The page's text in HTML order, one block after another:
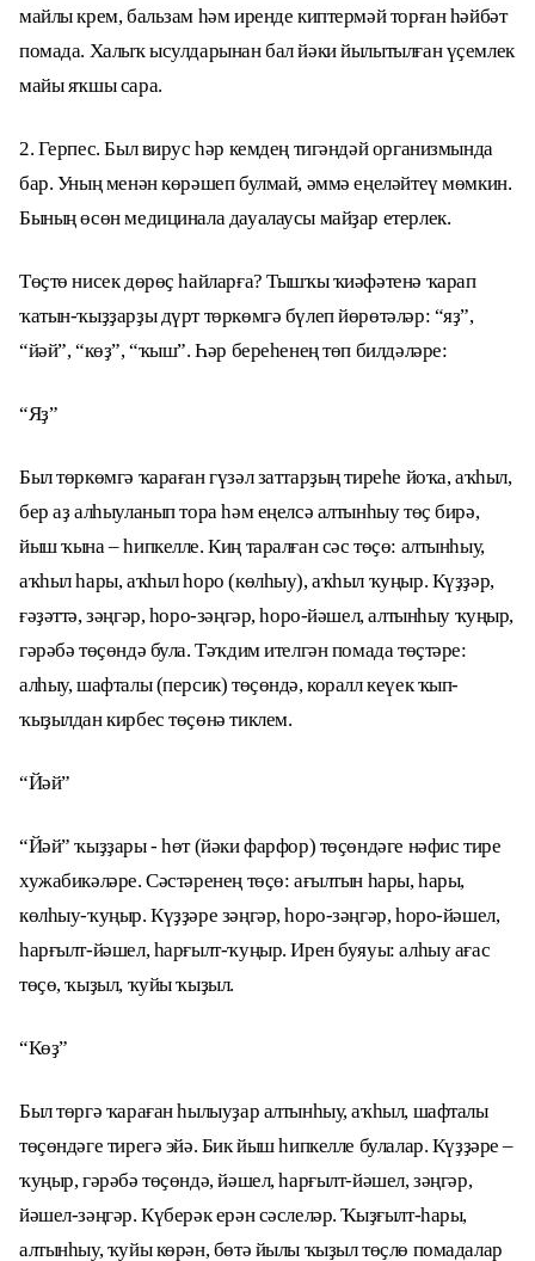
майлы крем, бальзам һәм иренде киптермәй торған һәйбәт
помада. Халыҡ ысулдарынан бал йәки йылытылған үҫемлек
майы яҡшы сара.
2. Герпес. Был вирус һәр кемдең тигәндәй организмында
бар. Уның менән көрәшеп булмай, әммә еңеләйтеү мөмкин.
Бының өсөн медицинала дауалаусы майҙар етерлек.
Төҫтө нисек дөрөҫ һайларға? Тышҡы ҡиәфәтенә ҡарап
ҡатын-ҡыҙҙарҙы дүрт төркөмгә бүлеп йөрөтәләр: “яҙ”,
“йәй”, “көҙ”, “ҡыш”. Һәр береһенең төп билдәләре:
“Яҙ”
Был төркөмгә ҡараған гүзәл заттарҙың тиреһе йоҡа, аҡһыл,
бер аҙ алһыуланып тора һәм еңелсә алтынһыу төҫ бирә,
йыш ҡына – һипкелле. Киң таралған сәс төҫө: алтынһыу,
аҡһыл һары, аҡһыл һоро (көлһыу), аҡһыл ҡуңыр. Күҙҙәр,
ғәҙәттә, зәңгәр, һоро-зәңгәр, һоро-йәшел, алтынһыу ҡуңыр,
гәрәбә төҫөндә була. Тәҡдим ителгән помада төҫтәре:
алһыу, шафталы (персик) төҫөндә, коралл кеүек ҡып-
ҡыҙылдан кирбес төҫөнә тиклем.
“Йәй”
“Йәй” ҡыҙҙары - һөт (йәки фарфор) төҫөндәге нәфис тире
хужабикәләре. Сәстәренең төҫө: ағылтын һары, һары,
көлһыу-ҡуңыр. Күҙҙәре зәңгәр, һоро-зәңгәр, һоро-йәшел,
һарғылт-йәшел, һарғылт-ҡуңыр. Ирен буяуы: алһыу ағас
төҫө, ҡыҙыл, ҡуйы ҡыҙыл.
“Көҙ”
Был төргә ҡараған һылыуҙар алтынһыу, аҡһыл, шафталы
төҫөндәге тирегә эйә. Бик йыш һипкелле булалар. Күҙҙәре –
ҡуңыр, гәрәбә төҫөндә, йәшел, һарғылт-йәшел, зәңгәр,
йәшел-зәңгәр. Күберәк ерән сәслеләр. Ҡыҙғылт-һары,
алтынһыу, ҡуйы көрән, бөтә йылы ҡыҙыл төҫлө помадалар